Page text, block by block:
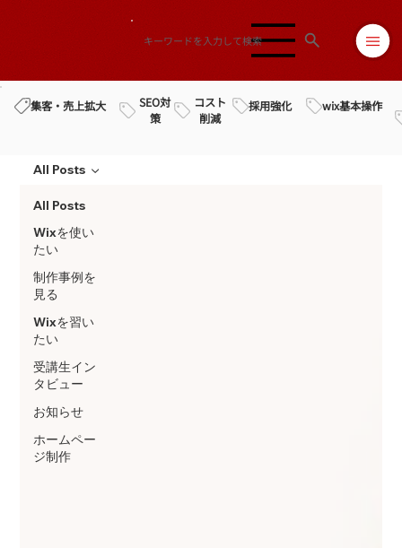
All Posts
Wixを使い
たい
制作事例を
見る
Wixを習い
たい
受講生イン
タビュー
お知らせ
ホームペー
ジ制作
All Posts
集客・売上拡大
SEO対
策
コスト
削減
採用強化 wix基本操作